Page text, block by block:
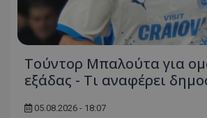
Τούντορ Μπαλούτα για
εξάδας - Τι αναφέρει
05.08.2026 - 18:07